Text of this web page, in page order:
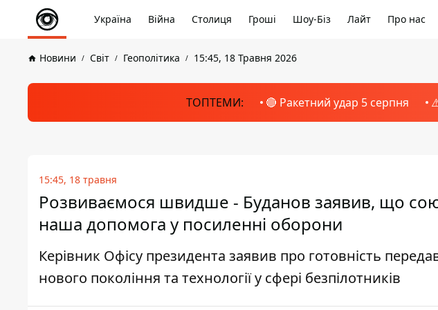
Україна Війна Столиця Гроші Шоу-Біз Лайт Про нас
Новини Світ Геополітика 15:45, 18 Травня 2026
ТОПТЕМИ: 🔴 Ракетний удар 5 серпня
15:45, 18 травня
Розвиваємося швидше - Буданов заявив, що
наша допомога у посиленні оборони
Керівник Офісу президента заявив про готовність
нового покоління та технології у сфері безпілотників